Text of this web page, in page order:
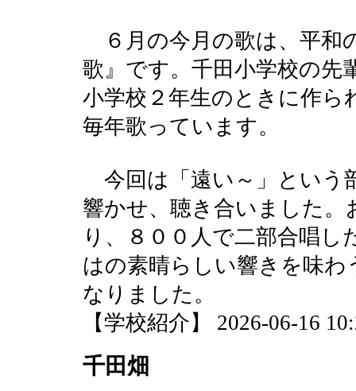
６月の今月の歌は、平和
歌』です。千田小学校の先
小学校２年生のときに作ら
毎年歌っています。
今回は「遠い～」という
響かせ、聴き合いました
り、８００人で二部合唱
はの素晴らしい響きを味
なりました。
【学校紹介】 2026-06-16
千田畑